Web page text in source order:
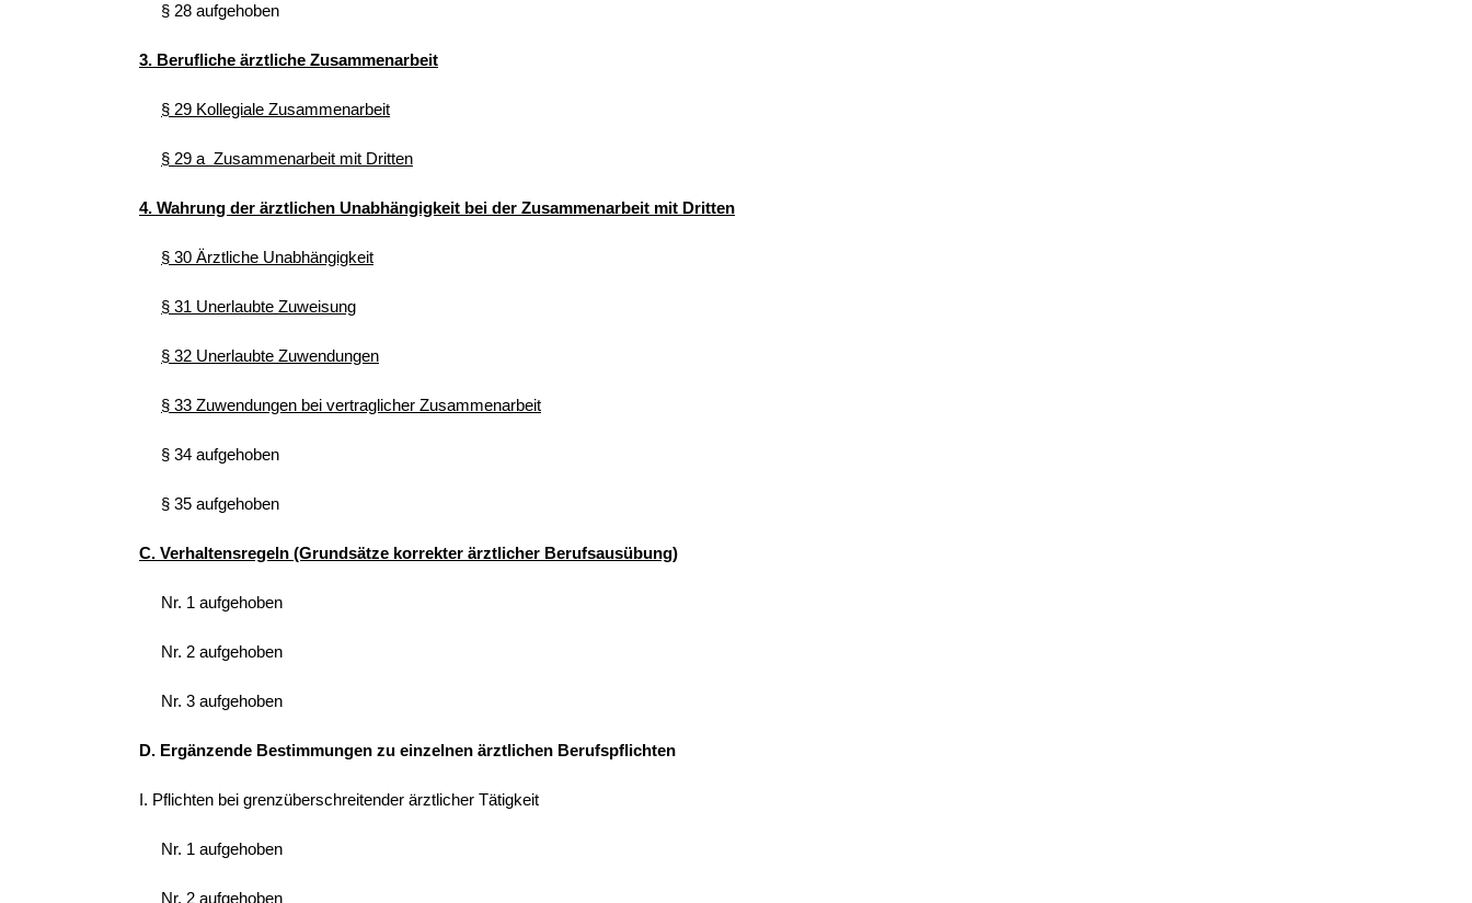
§ 28 aufgehoben
3. Berufliche ärztliche Zusammenarbeit
§ 29 Kollegiale Zusammenarbeit
§ 29 a Zusammenarbeit mit Dritten
4. Wahrung der ärztlichen Unabhängigkeit bei der Zusammenarbeit mit Dritten
§ 30 Ärztliche Unabhängigkeit
§ 31 Unerlaubte Zuweisung
§ 32 Unerlaubte Zuwendungen
§ 33 Zuwendungen bei vertraglicher Zusammenarbeit
§ 34 aufgehoben
§ 35 aufgehoben
C. Verhaltensregeln (Grundsätze korrekter ärztlicher Berufsausübung)
Nr. 1 aufgehoben
Nr. 2 aufgehoben
Nr. 3 aufgehoben
D. Ergänzende Bestimmungen zu einzelnen ärztlichen Berufspflichten
I. Pflichten bei grenzüberschreitender ärztlicher Tätigkeit
Nr. 1 aufgehoben
Nr. 2 aufgehoben